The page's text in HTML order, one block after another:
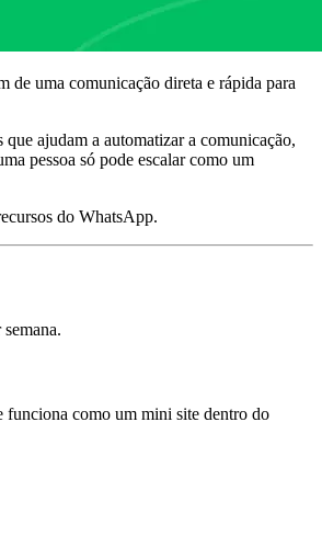
de uma comunicação direta e rápida para
que ajudam a automatizar a comunicação,
pessoa só pode escalar como um
do WhatsApp.
funciona como um mini site dentro do